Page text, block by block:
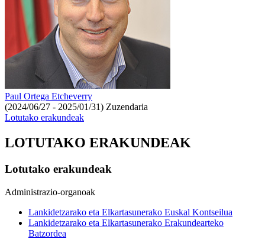
Paul Ortega Etcheverry
(2024/06/27 - 2025/01/31) Zuzendaria
Lotutako erakundeak
LOTUTAKO ERAKUNDEAK
Lotutako erakundeak
Administrazio-organoak
Lankidetzarako eta Elkartasunerako Euskal Kontseilua
Lankidetzarako eta Elkartasunerako Erakundearteko
Batzordea